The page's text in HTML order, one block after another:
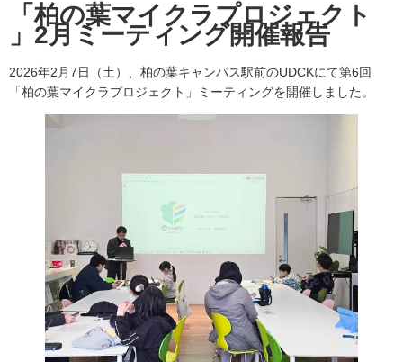
「柏の葉マイクラプロジェクト
」2月ミーティング開催報告
2026年2月7日（土）、柏の葉キャンパス駅前のUDCKにて第6回
「柏の葉マイクラプロジェクト」ミーティングを開催しました。